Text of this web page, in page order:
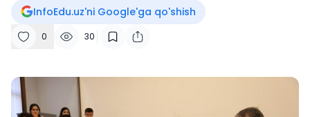
InfoEdu.uz'ni Google'ga qo'shish
0 30